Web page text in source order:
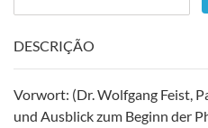
DESCRIÇÃO
Vorwort: (Dr. Wolfgang Feist,
und Ausblick zum Beginn der